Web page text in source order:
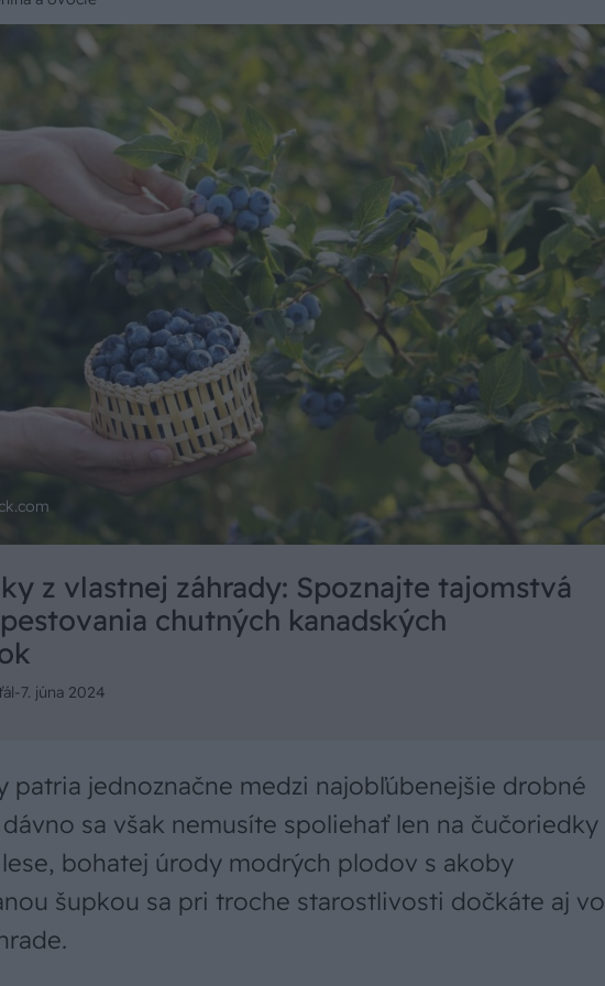
z vlastnej záhrady: Spoznajte tajomstvá
chutných kanadských
-7. júna 2024
patria jednoznačne medzi najobľúbenejšie drobné
sa však nemusíte spoliehať len na čučoriedky
bohatej úrody modrých plodov s akoby
šupkou sa pri troche starostlivosti dočkáte aj vo